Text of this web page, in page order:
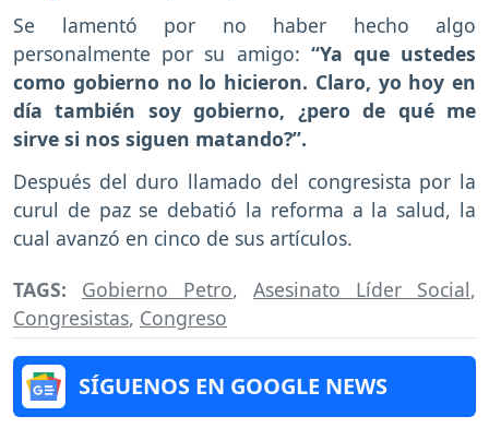
Se lamentó por no haber hecho algo
personalmente por su amigo: “Ya que ustedes
como gobierno no lo hicieron. Claro, yo hoy en
día también soy gobierno, ¿pero de qué me
sirve si nos siguen matando?”.
Después del duro llamado del congresista por la
curul de paz se debatió la reforma a la salud, la
cual avanzó en cinco de sus artículos.
TAGS: Gobierno Petro, Asesinato Líder Social,
Congresistas, Congreso
SÍGUENOS EN GOOGLE NEWS